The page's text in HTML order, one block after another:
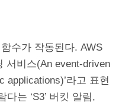
수가 작동된다. AWS
서비스(An event-driven
applications)’라고 표현
는 ‘S3’ 버킷 알림,